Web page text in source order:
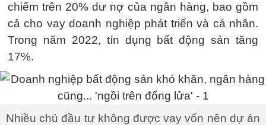
chiếm trên 20% dư nợ của ngân hàng, bao gồm
cả cho vay doanh nghiệp phát triển và cá nhân.
Trong năm 2022, tín dụng bất động sản tăng
17%.
Nhiều chủ đầu tư không được vay vốn nên dự án